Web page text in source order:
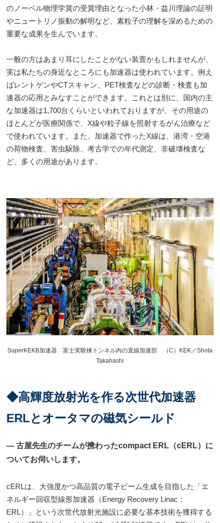
のノーベル物理学賞の受賞理由となった小林・益川理論の証明
やニュートリノ振動の解明など、素粒子の理解を深めるための
重要な成果を生んでいます。
一般の方はあまり耳にしたことがない装置かもしれませんが、
実は私たちの身近なところにも加速器は使われています。例え
ばレントゲンやCTスキャン、PET検査などの診断・検査も加
速器の応用とみなすことができます。これとは別に、国内の主
な加速器は1,700台くらいといわれておりますが、その用途の
ほとんどが医療関係で、X線や粒子線を照射するがん治療など
で使われています。また、加速器で作ったX線は、港湾・空港
の荷物検査、害虫駆除、考古学での年代測定、非破壊検査な
ど、多くの用途があります。
SuperKEKB加速器 富士実験棟トンネル内の直線加速部 （C）KEK／Shota
Takahashi
◆高輝度放射光を作る次世代加速器
ERLとオータマの磁気シールド
― 古屋先生のチームが携わったcompact ERL（cERL）に
ついてお伺いします。
cERLは、大強度かつ高品質の電子ビーム生成を目指した「エ
ネルギー回収型線形加速器（Energy Recovery Linac：
ERL）」という次世代放射光施設に必要な基本技術を獲得する